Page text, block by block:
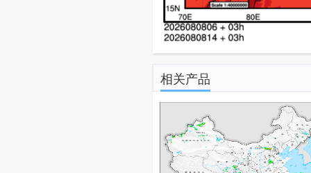
相关产品